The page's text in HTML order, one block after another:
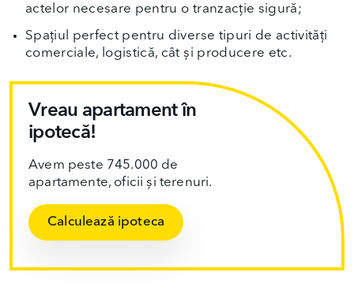
actelor necesare pentru o tranzacție sigură;
Spațiul perfect pentru diverse tipuri de activități
comerciale, logistică, cât și producere etc.
Vreau apartament în
ipotecă!
Avem peste 745.000 de
apartamente, oficii și terenuri.
Calculează ipoteca